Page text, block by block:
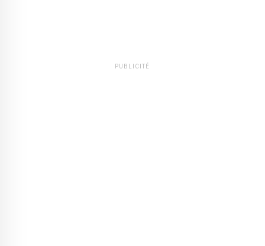
PUBLICITÉ